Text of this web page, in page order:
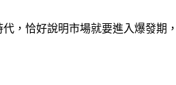
，恰好說明市場就要進入爆發期